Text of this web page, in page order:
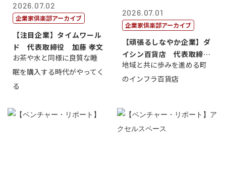
2026.07.02
企業家倶楽部アーカイブ
【注目企業】タイムワール
ド 代表取締役 加藤 孝文
お茶や水と同様に良質な睡
眠を購入する時代がやってく
る
2026.07.01
企業家倶楽部アーカイブ
【頑張るしなやか企業】ダ
イシン百貨店 代表取締役
社長 西山 ...
地域と共に歩みを進める町
のインフラ百貨店